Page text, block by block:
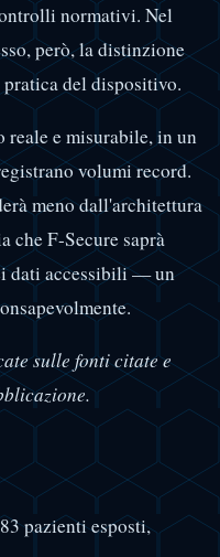
normativi. Nel
però, la distinzione
del dispositivo.
e misurabile, in un
volumi record.
meno dall'architettura
che F-Secure saprà
dati accessibili — un
sulle fonti citate e
pazienti esposti,